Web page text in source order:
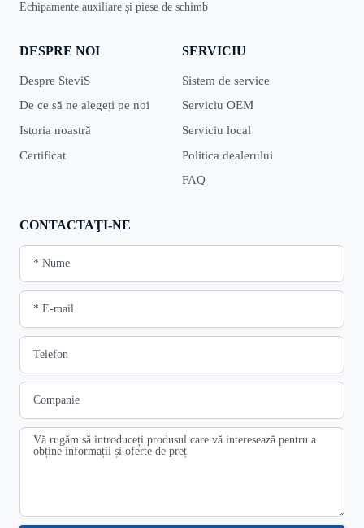
Echipamente auxiliare și piese de schimb
DESPRE NOI
Despre SteviS
De ce să ne alegeți pe noi
Istoria noastră
Certificat
SERVICIU
Sistem de service
Serviciu OEM
Serviciu local
Politica dealerului
FAQ
CONTACTAŢI-NE